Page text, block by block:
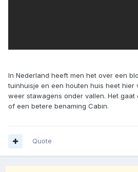
In Nederland heeft men het over een
tuinhuisje en een houten huis heet hier
weer stawagens onder vallen. Het gaat
of een betere benaming Cabin.
Quote